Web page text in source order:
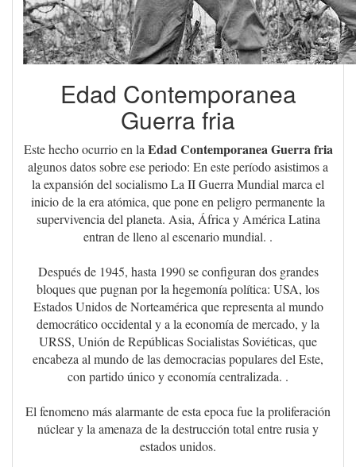
Edad Contemporanea
Guerra fria
Este hecho ocurrio en laEdad Contemporanea Guerra fria
algunos datos sobre ese periodo: En este período asistimos a
la expansión del socialismo La II Guerra Mundial marca el
inicio de la era atómica, que pone en peligro permanente la
supervivencia del planeta. Asia, África y América Latina
entran de lleno al escenario mundial. .
Después de 1945, hasta 1990 se configuran dos grandes
bloques que pugnan por la hegemonía política: USA, los
Estados Unidos de Norteamérica que representa al mundo
democrático occidental y a la economía de mercado, y la
URSS, Unión de Repúblicas Socialistas Soviéticas, que
encabeza al mundo de las democracias populares del Este,
con partido único y economía centralizada. .
El fenomeno más alarmante de esta epoca fue la proliferación
núclear y la amenaza de la destrucción total entre rusia y
estados unidos.